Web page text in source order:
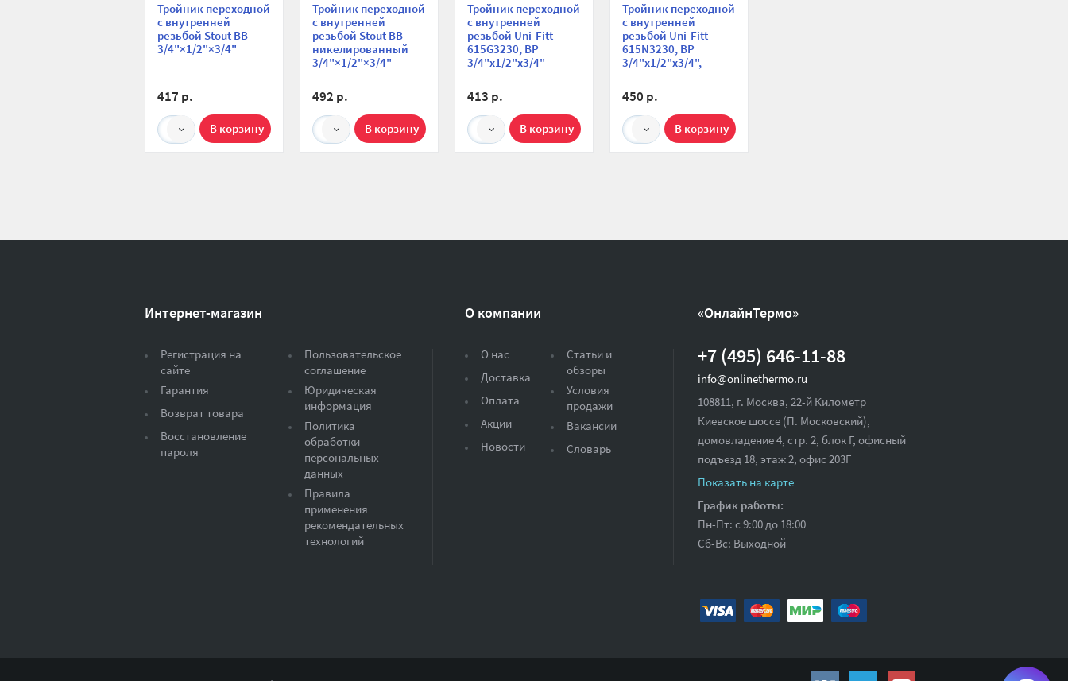
Тройник переходной
с внутренней
резьбой Stout ВВ
3/4"×1/2"×3/4"
417 р.
1
Тройник переходной
с внутренней
резьбой Stout ВВ
никелированный
3/4"×1/2"×3/4"
492 р.
1
Тройник переходной
с внутренней
резьбой Uni-Fitt
615G3230, ВР
3/4"х1/2"х3/4"
413 р.
1
Тройник переходной
с внутренней
резьбой Uni-Fitt
615N3230, ВР
3/4"х1/2"х3/4",
450 р.
1
Интернет-магазин
Регистрация на
сайте
Гарантия
Возврат товара
Восстановление
пароля
Пользовательское
соглашение
Юридическая
информация
Политика
обработки
персональных
данных
Правила
применения
рекомендательных
технологий
О компании
О нас
Доставка
Оплата
Акции
Новости
Статьи и
обзоры
Условия
продажи
Вакансии
Словарь
«ОнлайнТермо»
+7 (495) 646-11-88
info@onlinethermo.ru
108811, г. Москва, 22-й Километр
Киевское шоссе (П. Московский),
домовладение 4, стр. 2, блок Г, офисный
подъезд 18,этаж 2, офис 203Г
Показать на карте
График работы:
Пн-Пт: с 9:00 до 18:00
Сб-Вс: Выходной